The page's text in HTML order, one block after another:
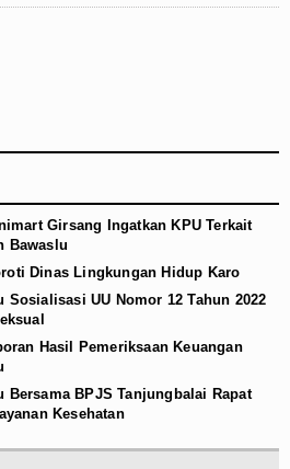
Girsang Ingatkan KPU Terkait
Bawaslu
Dinas Lingkungan Hidup Karo
Sosialisasi UU Nomor 12 Tahun 2022
Hasil Pemeriksaan Keuangan
Bersama BPJS Tanjungbalai Rapat
Kesehatan